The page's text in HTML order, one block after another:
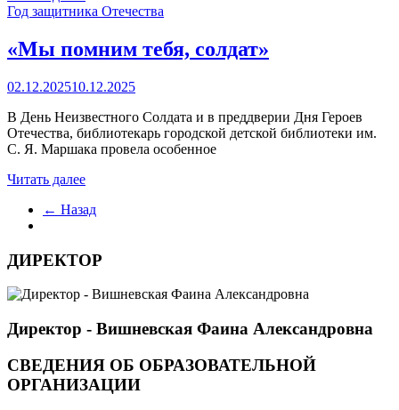
Год защитника Отечества
«Мы помним тебя, солдат»
02.12.202510.12.2025
В День Неизвестного Солдата и в преддверии Дня Героев
Отечества, библиотекарь городской детской библиотеки им.
С. Я. Маршака провела особенное
Читать далее
← Назад
ДИРЕКТОР
Директор - Вишневская Фаина Александровна
СВЕДЕНИЯ ОБ ОБРАЗОВАТЕЛЬНОЙ
ОРГАНИЗАЦИИ